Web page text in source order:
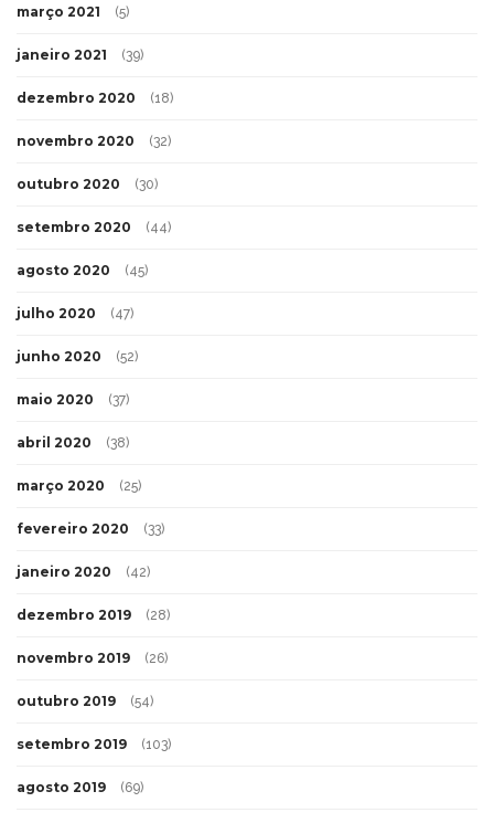
março 2021 (5)
janeiro 2021 (39)
dezembro 2020 (18)
novembro 2020 (32)
outubro 2020 (30)
setembro 2020 (44)
agosto 2020 (45)
julho 2020 (47)
junho 2020 (52)
maio 2020 (37)
abril 2020 (38)
março 2020 (25)
fevereiro 2020 (33)
janeiro 2020 (42)
dezembro 2019 (28)
novembro 2019 (26)
outubro 2019 (54)
setembro 2019 (103)
agosto 2019 (69)